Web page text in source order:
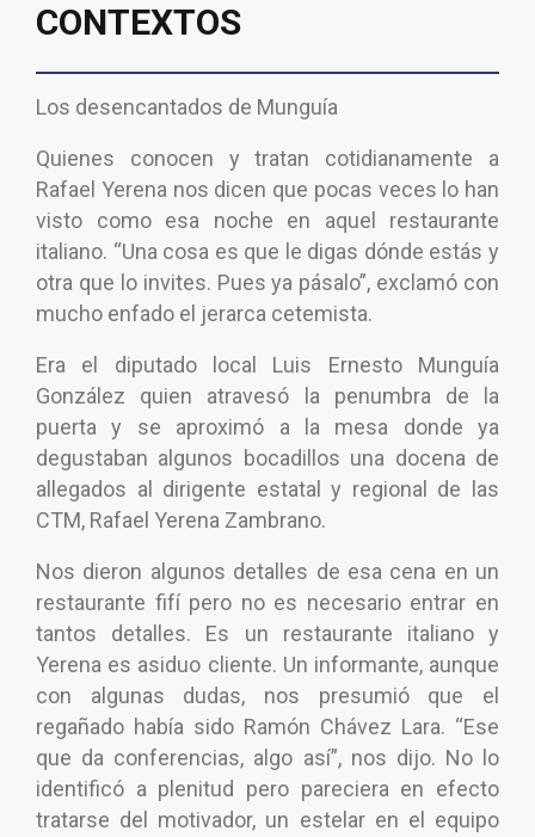
CONTEXTOS
Los desencantados de Munguía
Quienes conocen y tratan cotidianamente a
Rafael Yerena nos dicen que pocas veces lo han
visto como esa noche en aquel restaurante
italiano. “Una cosa es que le digas dónde estás y
otra que lo invites. Pues ya pásalo”, exclamó con
mucho enfado el jerarca cetemista.
Era el diputado local Luis Ernesto Munguía
González quien atravesó la penumbra de la
puerta y se aproximó a la mesa donde ya
degustaban algunos bocadillos una docena de
allegados al dirigente estatal y regional de las
CTM, Rafael Yerena Zambrano.
Nos dieron algunos detalles de esa cena en un
restaurante fifí pero no es necesario entrar en
tantos detalles. Es un restaurante italiano y
Yerena es asiduo cliente. Un informante, aunque
con algunas dudas, nos presumió que el
regañado había sido Ramón Chávez Lara. “Ese
que da conferencias, algo así”, nos dijo. No lo
identificó a plenitud pero pareciera en efecto
tratarse del motivador, un estelar en el equipo